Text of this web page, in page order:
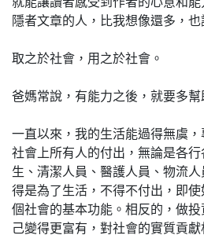
隱者文章的人，比我想像還多，也
取之於社會，用之於社會。
爸媽常說，有能力之後，就要多幫
一直以來，我的生活能過得無虞
社會上所有人的付出，無論是各
生、清潔人員、醫護人員、物流
得是為了生活，不得不付出，即
個社會的基本功能。相反的，做
己變得更富有，對社會的實質貢獻